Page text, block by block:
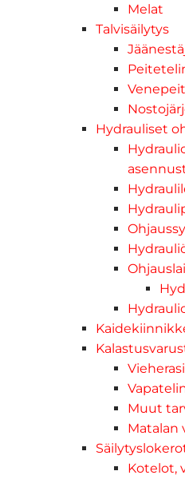
Melat
Talvisäilytys
Hydrauliset
Muut
Matalan
Kotelot,